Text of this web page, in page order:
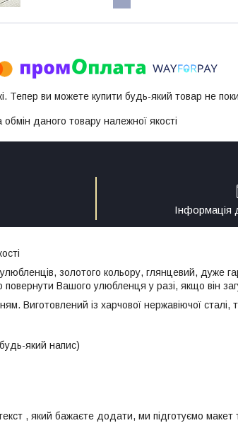
Тепер ви можете купити будь-який товар не
даного товару належної якості
Інформація
золотого кольору, глянцевий, дуже
повернути Вашого улюбленця у разі, якщо він
Виготовлений із харчової нержавіючої
який напис)
, який бажаєте додати, ми підготуємо